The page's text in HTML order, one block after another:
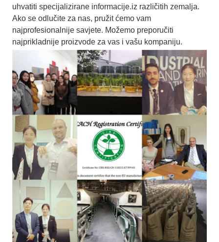
uhvatiti specijalizirane informacije.iz različitih zemalja.
Ako se odlučite za nas, pružit ćemo vam
najprofesionalnije savjete. Možemo preporučiti
najprikladnije proizvode za vas i vašu kompaniju.